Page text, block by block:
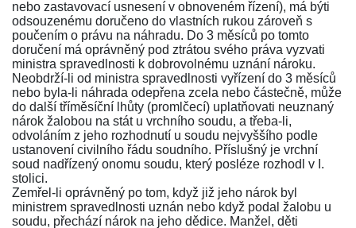
nebo zastavovací usnesení v obnoveném řízení), má býti
odsouzenému doručeno do vlastních rukou zároveň s
poučením o právu na náhradu. Do 3 měsíců po tomto
doručení má oprávněný pod ztrátou svého práva vyzvati
ministra spravedlnosti k dobrovolnému uznání nároku.
Neobdrží-li od ministra spravedlnosti vyřízení do 3 měsíců
nebo byla-li náhrada odepřena zcela nebo částečně, může
do další tříměsíční lhůty (promlčecí) uplatňovati neuznaný
nárok žalobou na stát u vrchního soudu, a třeba-li,
odvoláním z jeho rozhodnutí u soudu nejvyššího podle
ustanovení civilního řádu soudního. Příslušný je vrchní
soud nadřízený onomu soudu, který posléze rozhodl v I.
stolici.
Zemřel-li oprávněný po tom, když již jeho nárok byl
ministrem spravedlnosti uznán nebo když podal žalobu u
soudu, přechází nárok na jeho dědice. Manžel, děti